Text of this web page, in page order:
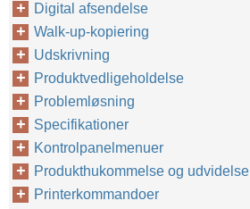
Digital afsendelse
Walk-up-kopiering
Udskrivning
Produktvedligeholdelse
Problemløsning
Specifikationer
Kontrolpanelmenuer
Produkthukommelse og udvidelse
Printerkommandoer